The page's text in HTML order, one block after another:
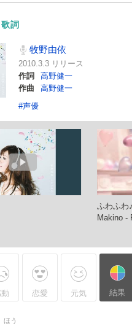
歌詞
牧野由依
2010.3.3 リリース
作詞
高野健一
作曲
高野健一
#声優
ふわふ
Makino -
動 恋愛 元気 結果
ほう